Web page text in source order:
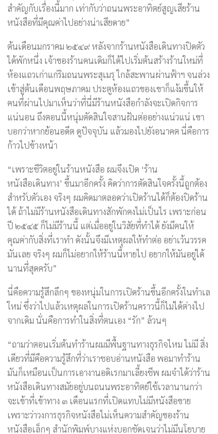
สำคัญกับเรื่องนี้มาก เท่ากับว่าถนนพระอาทิตย์สูญเสียร้าน
หนังสือที่มีคุณค่าไปอย่างน่าเสียดาย”
ต้นเดือนมกราคม ๒๕๔๙ หลังจากร้านหนังสือเดินทางปิดตัว
ได้พักหนึ่ง เจ้าของร้านคนเดิมก็ได้ไปเริ่มต้นสร้างร้านใหม่ที่
ห้องแถวเก่าแก่ริมถนนพระสุเมรุ ใกล้สะพานผ่านฟ้าฯ จนล่วง
เข้าสู่ต้นเดือนพฤษภาคม ประตูห้องแถวของเขาก็แง้มขึ้นให้
คนที่ผ่านไปมาเห็นว่าที่นี่มีร้านหนังสือกำลังจะเปิดกิจการ
แน่นอน ถึงตอนนี้หนุ่มตัดสินใจสานฝันต่ออย่างแน่วแน่ เขา
บอกว่าหากย้อนอดีต ดูปัจจุบัน แล้วมองไปยังอนาคต นี่คือการ
ก้าวไปข้างหน้า
“เพราะชีวิตอยู่ในร้านหนังสือ ผมจึงเปิด ‘ร้าน
หนังสือเดินทาง’ ขึ้นมาอีกครั้ง คิดว่าการตัดสินใจครั้งนี้ถูกต้อง
สำหรับตัวเอง จริงๆ ผมคิดมาตลอดว่าเปิดร้านได้ก็ต้องปิดร้าน
ได้ ถ้าไม่มีร้านหนังสือเดินทางสักพักคงไม่เป็นไร เพราะก่อน
ปี ๒๕๔๕ ก็ไม่มีร้านนี้ แต่เมื่ออยู่ในวิสัยที่ทำได้ ยังมีคนให้
คุณค่ากับสิ่งที่เราทำ ดังนั้นจึงมีเหตุผลให้ทำต่อ อย่าเว้นวรรค
มันเลย จริงๆ ผมก็ไม่อยากให้ร้านนี้หายไป อยากให้มันอยู่ได้
นานที่สุดครับ”
นี่คือความรู้สึกลึกๆ ของหนุ่มในการเปิดร้านขึ้นอีกครั้งในทำเล
ใหม่ ซึ่งว่าไปแล้วเหตุผลในการเปิดร้านคราวนี้ก็ไม่ได้ต่างไป
จากเดิม นั่นคือการทำในสิ่งที่ตนเอง “รัก” ล้วนๆ
“ถามว่าตอนเริ่มต้นทำร้านผมมีพื้นฐานทางธุรกิจไหม ไม่มี สิ่ง
เดียวที่มีคือความรู้สึกที่ว่าเราชอบอ่านหนังสือ พอมาทำร้าน
มันก็เหมือนเป็นการเอางานอดิเรกมาเลี้ยงชีพ ผมจำได้ว่าร้าน
หนังสือเดินทางสมัยอยู่บนถนนพระอาทิตย์ใช้เวลานานกว่า
จะเข้าที่เข้าทาง ๓ เดือนแรกที่เปิดแทบไม่มีหนังสือขาย
เพราะว่าวงการธุรกิจหนังสือไม่เห็นความสำคัญของร้าน
หนังสือเล็กๆ สำนักพิมพ์บางแห่งบอกชัดเจนว่าไม่มีนโยบาย